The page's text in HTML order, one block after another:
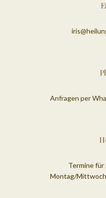
Anfragen per
Termine
Montag/